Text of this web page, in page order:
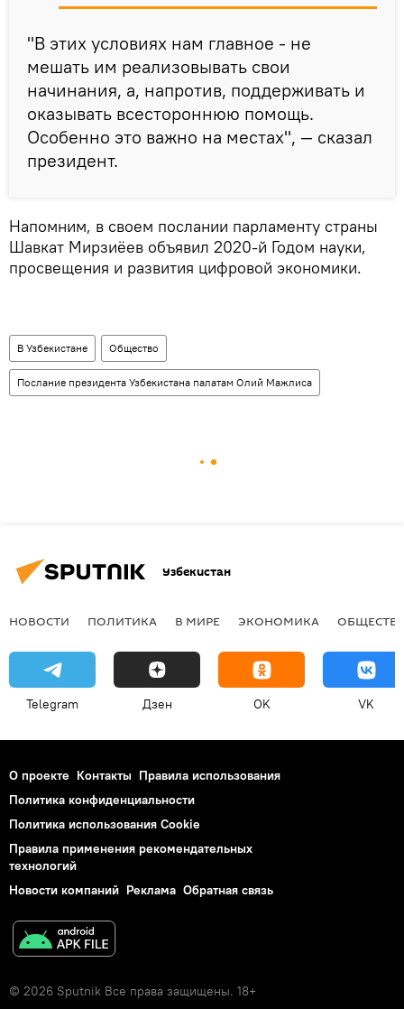
"В этих условиях нам главное - не
мешать им реализовывать свои
начинания, а, напротив, поддерживать и
оказывать всестороннюю помощь.
Особенно это важно на местах", — сказал
президент.
Напомним, в своем послании парламенту страны
Шавкат Мирзиёев объявил 2020-й Годом науки,
просвещения и развития цифровой экономики.
В Узбекистане Общество
Послание президента Узбекистана палатам Олий Мажлиса
Узбекистан
НОВОСТИ ПОЛИТИКА В МИРЕ ЭКОНОМИКА
Telegram Дзен OK VK
О проекте Контакты Правила использования
Политика конфиденциальности
Политика использования Cookie
Правила применения рекомендательных
технологий
Новости компаний Реклама Обратная связь
© 2026 Sputnik Все права защищены. 18+